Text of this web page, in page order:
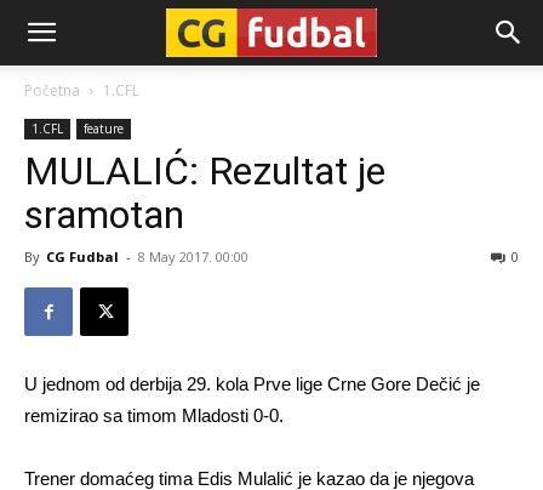
CG-
Fudbal
Početna 1.CFL
1.CFL feature
MULALIĆ: Rezultat je
sramotan
By CG Fudbal - 8 May 2017. 00:00 0
U jednom od derbija 29. kola Prve lige Crne Gore Dečić je
remizirao sa timom Mladosti 0-0.
Trener domaćeg tima Edis Mulalić je kazao da je njegova